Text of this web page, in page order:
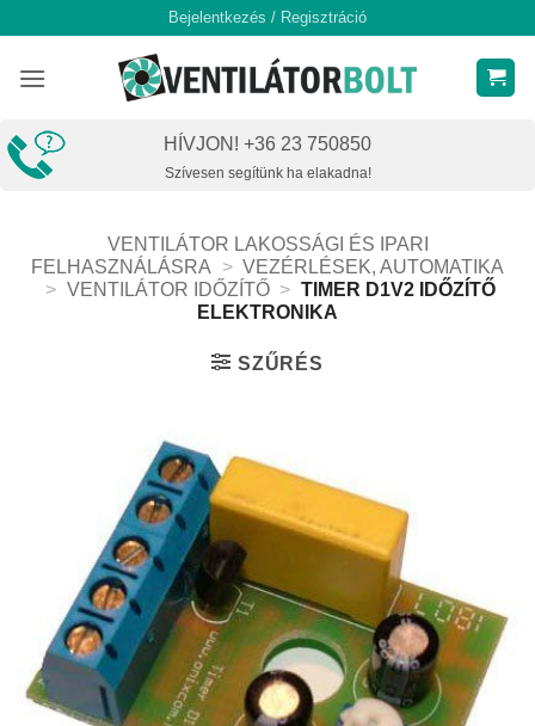
content
Bejelentkezés / Regisztráció
HÍVJON! +36 23 750850
Szívesen segítünk ha elakadna!
VENTILÁTOR LAKOSSÁGI ÉS IPARI
FELHASZNÁLÁSRA
> VEZÉRLÉSEK, AUTOMATIKA
> VENTILÁTOR IDŐZÍTŐ > TIMER D1V2 IDŐZÍTŐ
ELEKTRONIKA
SZŰRÉS